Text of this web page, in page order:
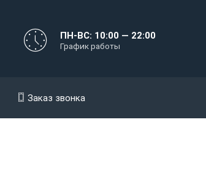
ПН-ВС: 10:00 — 22:00
График работы
Заказ звонка